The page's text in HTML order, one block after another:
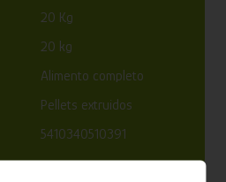
20 Kg
20 kg
Alimento completo
Pellets extruidos
5410340510391